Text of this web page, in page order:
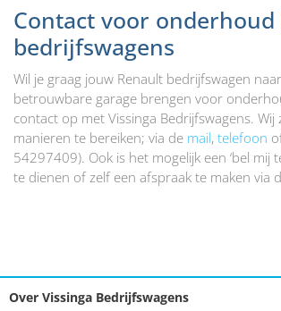
Contact voor onderhoud
bedrijfswagens
Wil je graag jouw Renault bedrijfswagen
betrouwbare garage brengen voor
contact op met Vissinga Bedrijfswagens. Wij
manieren te bereiken; via de mail, telefoon
54297409). Ook is het mogelijk een ‘bel mij
te dienen of zelf een afspraak te maken via
Over Vissinga Bedrijfswagens